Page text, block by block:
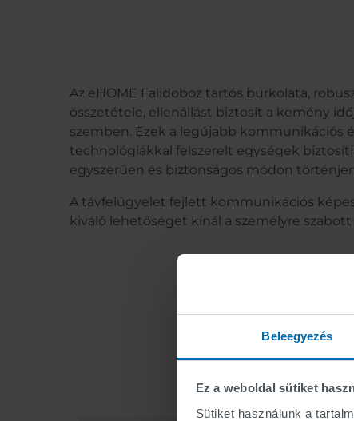
Beleegyezés
Ez a weboldal sütiket
Sütiket használunk a
Az eHOME Falidoboz tartós burkolata,
összetétele, ellenállást biztosít a kemény
szemben. Ezek a legújabb kommunikációs
technológiákkal felszerelt egységek
egyszerűen és biztonságos módon
A távfelügyelet fejlett kommunikációs
kiváló lehetőséget kínál a személyre